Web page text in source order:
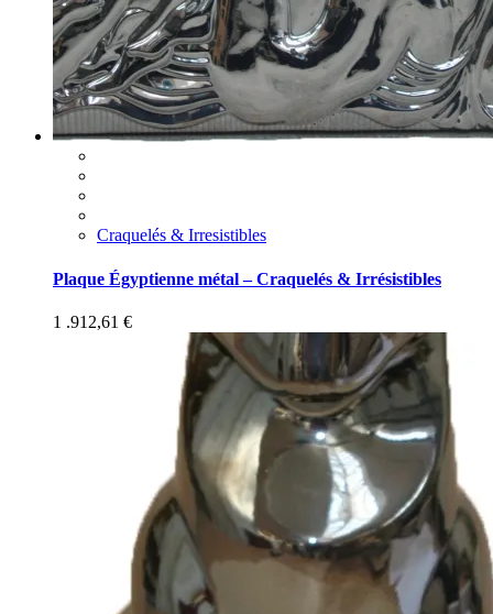
Craquelés & Irresistibles
Plaque Égyptienne métal – Craquelés & Irrésistibles
1 .912,61 €